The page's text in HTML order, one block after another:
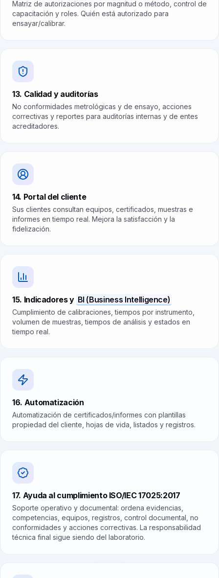
Matriz de autorizaciones por magnitud o método, control de
capacitación y roles. Quién está autorizado para
ensayar/calibrar.
13. Calidad y auditorías
No conformidades metrológicas y de ensayo, acciones
correctivas y reportes para auditorías internas y de entes
acreditadores.
14. Portal del cliente
Sus clientes consultan equipos, certificados, muestras e
informes en tiempo real. Mejora la satisfacción y la
fidelización.
15. Indicadores y BI (Business Intelligence)
Cumplimiento de calibraciones, tiempos por instrumento,
volumen de muestras, tiempos de análisis y estados en
tiempo real.
16. Automatización
Automatización de certificados/informes con plantillas
propiedad del cliente, hojas de vida, listados y registros.
17. Ayuda al cumplimiento ISO/IEC 17025:2017
Soporte operativo y documental: ordena evidencias,
competencias, equipos, registros, control documental, no
conformidades y acciones correctivas. La responsabilidad
técnica final sigue siendo del laboratorio.